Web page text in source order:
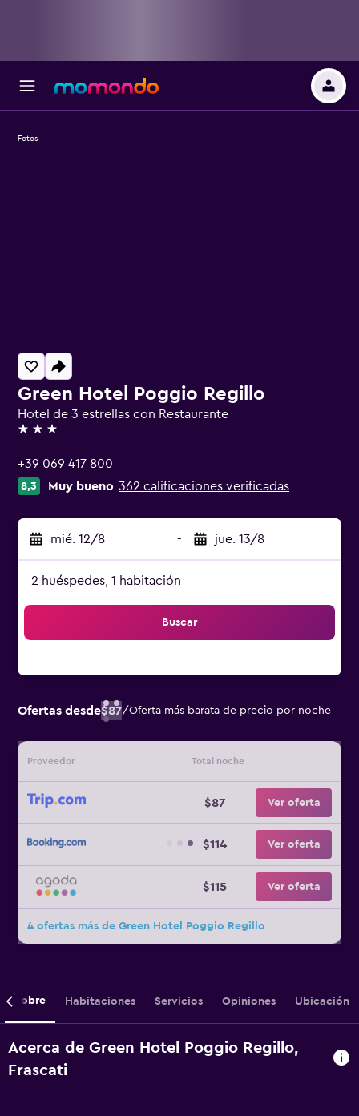
Green Hotel Poggio Regillo
Hotel de 3 estrellas con Restaurante
3 estrellas
+39 069 417 800
8,3 Muy bueno 362 calificaciones verificadas
mié. 12/8 - jue. 13/8
2 huéspedes, 1 habitación
Buscar
Ofertas desde$87/Oferta más barata de precio por noche
Proveedor Total noche
$87 Ver oferta
$114 Ver oferta
$115 Ver oferta
4 ofertas más de Green Hotel Poggio Regillo
Fotos
Sobre Habitaciones Servicios Opiniones Ubicación
Acerca de Green Hotel Poggio Regillo,
Frascati